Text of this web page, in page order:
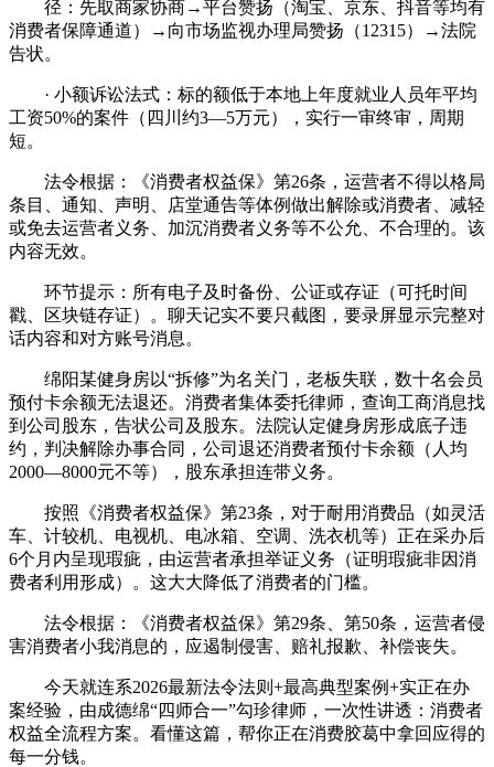
径：先取商家协商→平台赞扬（淘宝、京东、抖音等均有
消费者保障通道）→向市场监视办理局赞扬（12315）→法院
告状。
· 小额诉讼法式：标的额低于本地上年度就业人员年平均
工资50%的案件（四川约3—5万元），实行一审终审，周期
短。
法令根据：《消费者权益保》第26条，运营者不得以格局
条目、通知、声明、店堂通告等体例做出解除或消费者、减轻
或免去运营者义务、加沉消费者义务等不公允、不合理的。该
内容无效。
环节提示：所有电子及时备份、公证或存证（可托时间
戳、区块链存证）。聊天记实不要只截图，要录屏显示完整对
话内容和对方账号消息。
绵阳某健身房以“拆修”为名关门，老板失联，数十名会员
预付卡余额无法退还。消费者集体委托律师，查询工商消息找
到公司股东，告状公司及股东。法院认定健身房形成底子违
约，判决解除办事合同，公司退还消费者预付卡余额（人均
2000—8000元不等），股东承担连带义务。
按照《消费者权益保》第23条，对于耐用消费品（如灵活
车、计较机、电视机、电冰箱、空调、洗衣机等）正在采办后
6个月内呈现瑕疵，由运营者承担举证义务（证明瑕疵非因消
费者利用形成）。这大大降低了消费者的门槛。
法令根据：《消费者权益保》第29条、第50条，运营者侵
害消费者小我消息的，应遏制侵害、赔礼报歉、补偿丧失。
今天就连系2026最新法令法则+最高典型案例+实正在办
案经验，由成德绵“四师合一”勾珍律师，一次性讲透：消费者
权益全流程方案。看懂这篇，帮你正在消费胶葛中拿回应得的
每一分钱。